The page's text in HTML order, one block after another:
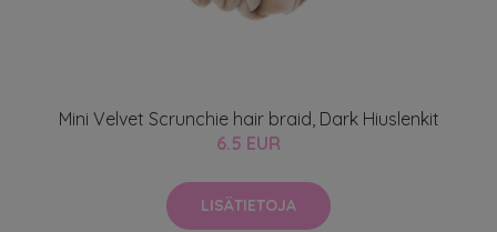
Mini Velvet Scrunchie hair braid, Dark Hiuslenkit
6.5 EUR
LISÄTIETOJA